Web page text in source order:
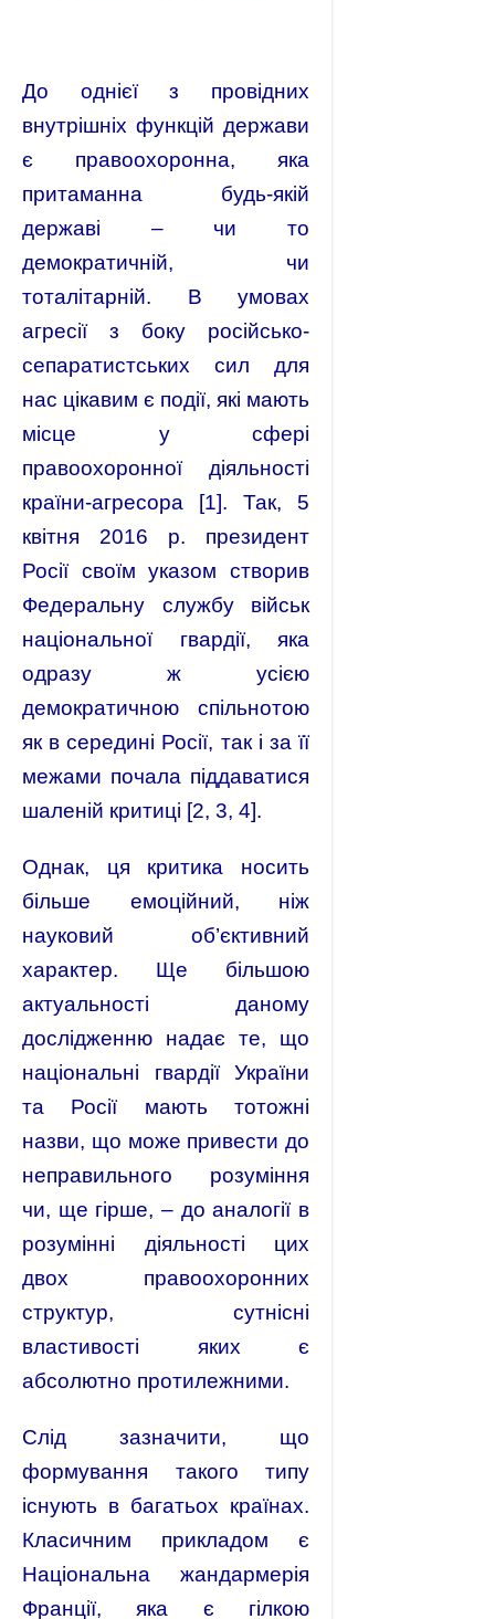
До однієї з провідних
внутрішніх функцій держави
є правоохоронна, яка
притаманна будь-якій
державі – чи то
демократичній, чи
тоталітарній. В умовах
агресії з боку російсько-
сепаратистських сил для
нас цікавим є події, які мають
місце у сфері
правоохоронної діяльності
країни-агресора [1]. Так, 5
квітня 2016 р. президент
Росії своїм указом створив
Федеральну службу військ
національної гвардії, яка
одразу ж усією
демократичною спільнотою
як в середині Росії, так і за її
межами почала піддаватися
шаленій критиці [2, 3, 4].
Однак, ця критика носить
більше емоційний, ніж
науковий об’єктивний
характер. Ще більшою
актуальності даному
дослідженню надає те, що
національні гвардії України
та Росії мають тотожні
назви, що може привести до
неправильного розуміння
чи, ще гірше, – до аналогії в
розумінні діяльності цих
двох правоохоронних
структур, сутнісні
властивості яких є
абсолютно протилежними.
Слід зазначити, що
формування такого типу
існують в багатьох країнах.
Класичним прикладом є
Національна жандармерія
Франції, яка є гілкою